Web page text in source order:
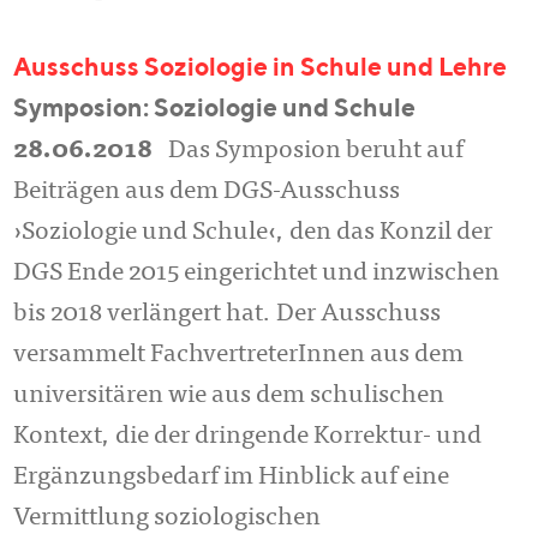
Ausschuss Soziologie in Schule und Lehre
Symposion: Soziologie und Schule
28.06.2018
Das Symposion beruht auf
Beiträgen aus dem DGS-Ausschuss
›Soziologie und Schule‹, den das Konzil der
DGS Ende 2015 eingerichtet und inzwischen
bis 2018 verlängert hat. Der Ausschuss
versammelt FachvertreterInnen aus dem
universitären wie aus dem schulischen
Kontext, die der dringende Korrektur- und
Ergänzungsbedarf im Hinblick auf eine
Vermittlung soziologischen